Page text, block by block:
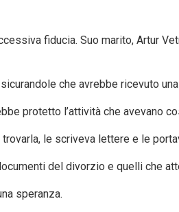
fiducia. Suo marito, Artur
che avrebbe ricevuto
protetto l’attività che avevano
le scriveva lettere e le
del divorzio e quelli che
speranza.